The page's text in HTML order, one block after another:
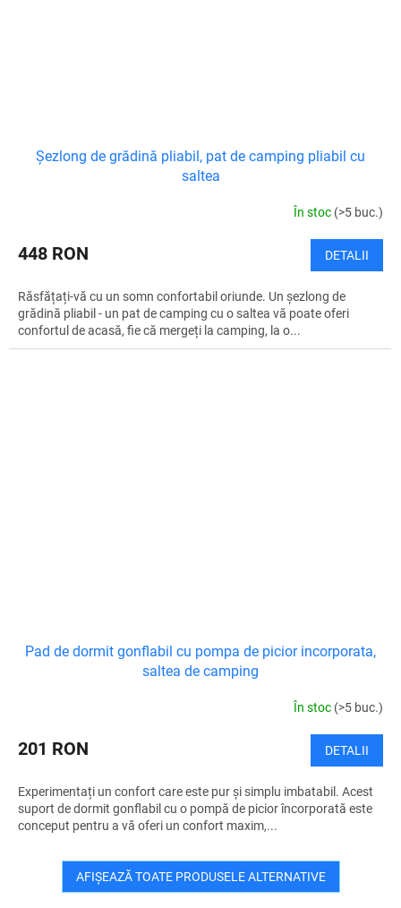
Șezlong de grădină pliabil, pat de camping pliabil cu
saltea
În stoc (>5 buc.)
448 RON DETALII
Răsfățați-vă cu un somn confortabil oriunde. Un șezlong de
grădină pliabil - un pat de camping cu o saltea vă poate oferi
confortul de acasă, fie că mergeți la camping, la o...
Pad de dormit gonflabil cu pompa de picior incorporata,
saltea de camping
În stoc (>5 buc.)
201 RON DETALII
Experimentați un confort care este pur și simplu imbatabil. Acest
suport de dormit gonflabil cu o pompă de picior încorporată este
conceput pentru a vă oferi un confort maxim,...
AFIŞEAZĂ TOATE PRODUSELE ALTERNATIVE